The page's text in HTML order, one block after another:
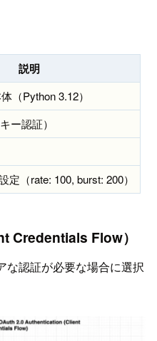
説明
（Python 3.12）
ー認証）
定（rate: 100, burst: 200）
Credentials Flow）
な認証が必要な場合に選択